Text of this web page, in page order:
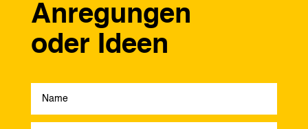
Anregungen
oder Ideen